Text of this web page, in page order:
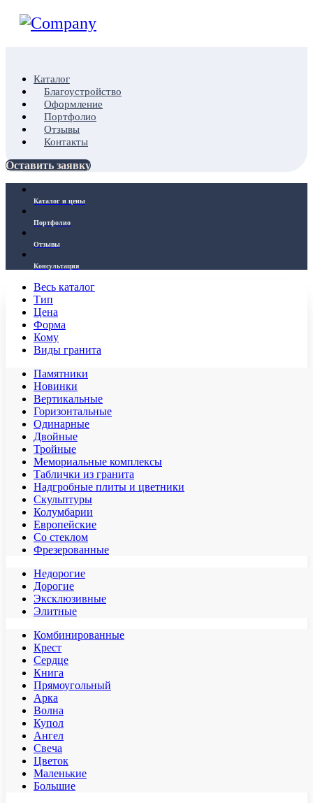
Каталог
Благоустройство
Оформление
Портфолио
Отзывы
Контакты
Оставить заявку
Каталог и цены
Портфолио
Отзывы
Консультация
Весь каталог
Тип
Цена
Форма
Кому
Виды гранита
Памятники
Новинки
Вертикальные
Горизонтальные
Одинарные
Двойные
Тройные
Мемориальные комплексы
Таблички из гранита
Надгробные плиты и цветники
Скульптуры
Колумбарии
Европейские
Со стеклом
Фрезерованные
Недорогие
Дорогие
Эксклюзивные
Элитные
Комбинированные
Крест
Сердце
Книга
Прямоугольный
Арка
Волна
Купол
Ангел
Свеча
Цветок
Маленькие
Большие